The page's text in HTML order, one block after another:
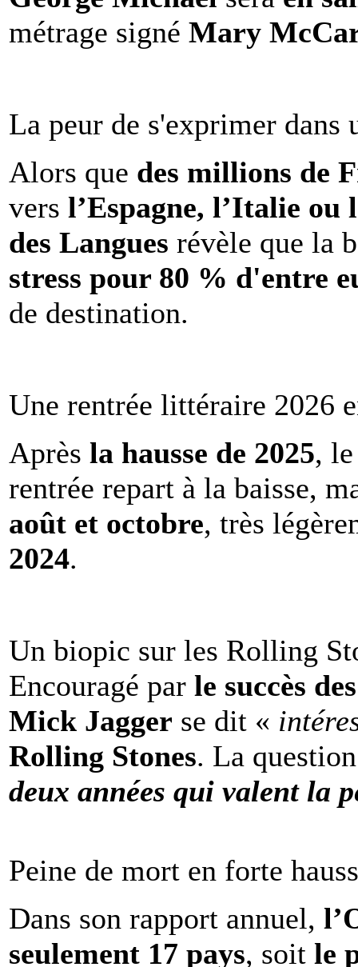
métrage signé Mary
La peur de s'exprimer dans
Alors que des millions de
vers l’Espagne, l’Italie ou
des Langues révèle que la
stress pour 80 % d'entre
de destination.
Une rentrée littéraire 2026
Après la hausse de 2025,
rentrée repart à la baisse,
août et octobre, très
2024.
Un biopic sur les Rolling
Encouragé par le succès
Mick Jagger se dit «
Rolling Stones. La
deux années qui valent la
Peine de mort en forte
Dans son rapport annuel,
seulement 17 pays, soit le